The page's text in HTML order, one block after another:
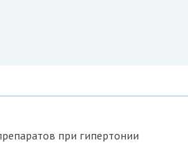
при гипертонии